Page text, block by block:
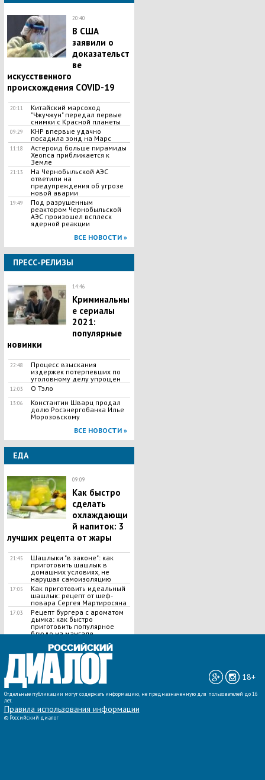
20:40
В США
заявили о
доказательст
ве
искусственного
происхождения COVID-19
20:11
Китайский марсоход
"Чжучжун" передал первые
снимки с Красной планеты
09:29
КНР впервые удачно
посадила зонд на Марс
11:18
Астероид больше пирамиды
Хеопса приближается к
Земле
21:13
На Чернобыльской АЭС
ответили на
предупреждения об угрозе
новой аварии
19:49
Под разрушенным
реактором Чернобыльской
АЭС произошел всплеск
ядерной реакции
ВСЕ НОВОСТИ »
ПРЕСС-РЕЛИЗЫ
14:46
Криминальны
е сериалы
2021:
популярные
новинки
22:48
Процесс взыскания
издержек потерпевших по
уголовному делу упрощен
12:03 О Тэло
13:06
Константин Шварц продал
долю Росэнергобанка Илье
Морозовскому
ВСЕ НОВОСТИ »
ЕДА
09:09
Как быстро
сделать
охлаждающи
й напиток: 3
лучших рецепта от жары
21:45
Шашлыки "в законе": как
приготовить шашлык в
домашних условиях, не
нарушая самоизоляцию
17:05
Как приготовить идеальный
шашлык​: рецепт от шеф-
повара Сергея Мартиросяна
17:03
Рецепт бургера с ароматом
дымка: как быстро
приготовить популярное
блюдо на мангале
ВСЕ НОВОСТИ »
18+
Отдельные публикации могут содержать информацию, не предназначенную для пользователей до 16
лет.
Правила использования информации
© Российский диалог